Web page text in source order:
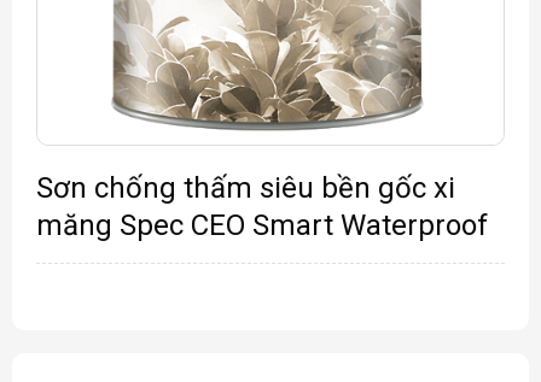
Sơn chống thấm siêu bền gốc xi
măng Spec CEO Smart Waterproof